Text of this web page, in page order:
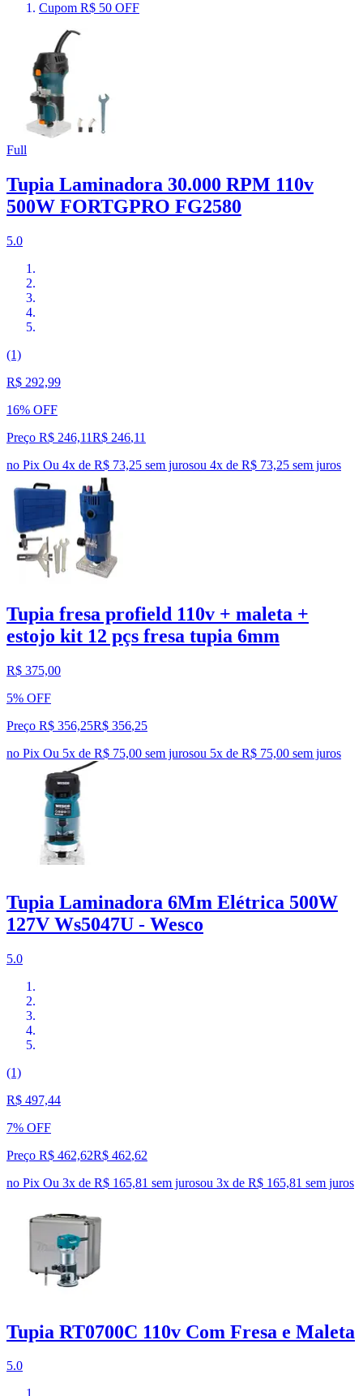
Cupom R$ 50 OFF
Full
Tupia Laminadora 30.000 RPM 110v
500W FORTGPRO FG2580
5.0
(1)
R$ 292,99
16% OFF
Preço R$ 246,11R$ 246,11
no Pix Ou 4x de R$ 73,25 sem jurosou 4x de R$ 73,25 sem juros
Tupia fresa profield 110v + maleta +
estojo kit 12 pçs fresa tupia 6mm
R$ 375,00
5% OFF
Preço R$ 356,25R$ 356,25
no Pix Ou 5x de R$ 75,00 sem jurosou 5x de R$ 75,00 sem juros
Tupia Laminadora 6Mm Elétrica 500W
127V Ws5047U - Wesco
5.0
(1)
R$ 497,44
7% OFF
Preço R$ 462,62R$ 462,62
no Pix Ou 3x de R$ 165,81 sem jurosou 3x de R$ 165,81 sem juros
Tupia RT0700C 110v Com Fresa e Maleta
5.0